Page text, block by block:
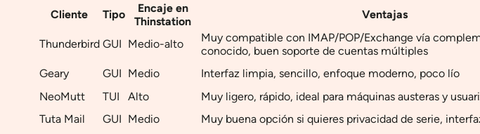
Cliente Tipo
Encaje en
Thinstation
Ventajas
Thunderbird GUI Medio-alto
Muy compatible con IMAP/POP/Exchange vía
conocido, buen soporte de cuentas múltiples
Geary GUI Medio Interfaz limpia, sencillo, enfoque moderno, poco lío
NeoMutt
TUI Alto Muy ligero, rápido, ideal para máquinas austeras y
Tuta Mail
GUI Medio Muy buena opción si quieres privacidad de serie,